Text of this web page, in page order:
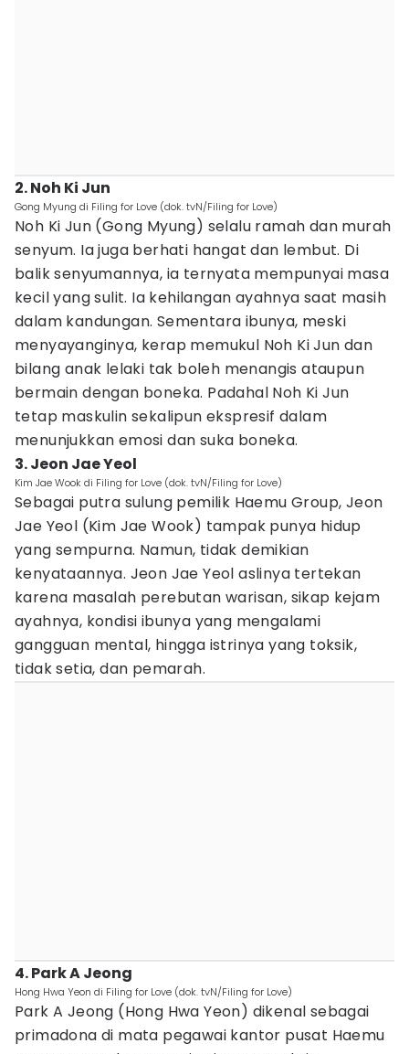
2. Noh Ki Jun
Gong Myung di Filing for Love (dok. tvN/Filing for Love)
Noh Ki Jun (Gong Myung) selalu ramah dan murah
senyum. Ia juga berhati hangat dan lembut. Di
balik senyumannya, ia ternyata mempunyai masa
kecil yang sulit. Ia kehilangan ayahnya saat masih
dalam kandungan. Sementara ibunya, meski
menyayanginya, kerap memukul Noh Ki Jun dan
bilang anak lelaki tak boleh menangis ataupun
bermain dengan boneka. Padahal Noh Ki Jun
tetap maskulin sekalipun ekspresif dalam
menunjukkan emosi dan suka boneka.
3. Jeon Jae Yeol
Kim Jae Wook di Filing for Love (dok. tvN/Filing for Love)
Sebagai putra sulung pemilik Haemu Group, Jeon
Jae Yeol (Kim Jae Wook) tampak punya hidup
yang sempurna. Namun, tidak demikian
kenyataannya. Jeon Jae Yeol aslinya tertekan
karena masalah perebutan warisan, sikap kejam
ayahnya, kondisi ibunya yang mengalami
gangguan mental, hingga istrinya yang toksik,
tidak setia, dan pemarah.
4. Park A Jeong
Hong Hwa Yeon di Filing for Love (dok. tvN/Filing for Love)
Park A Jeong (Hong Hwa Yeon) dikenal sebagai
primadona di mata pegawai kantor pusat Haemu